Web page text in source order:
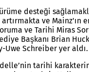
desteği
ve
ve Tarihi Miras
Başkanı Brian
Schreiber yer aldı.
tarihi